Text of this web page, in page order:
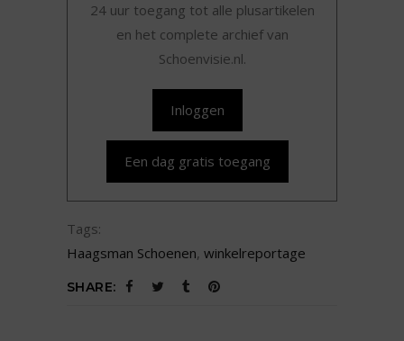
24 uur toegang tot alle plusartikelen
en het complete archief van
Schoenvisie.nl.
Inloggen
Een dag gratis toegang
Tags:
Haagsman Schoenen, winkelreportage
SHARE: